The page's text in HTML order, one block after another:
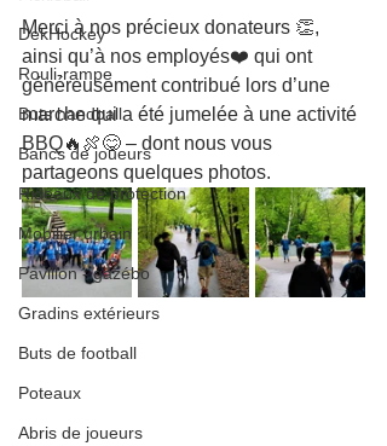
DekHockey
Rouli-rampe
Buts handball
Bancs de joueurs
Rideaux de protection
Mobilier urbain
Pavillon - gazébo
Gradins extérieurs
Buts de football
Poteaux
Abris de joueurs
Merci à nos précieux donateurs 👏,
ainsi qu’à nos employés❤️ qui ont
généreusement contribué lors d’une
marche qui a été jumelée à une activité
BBQ🔥🍖😋 – dont nous vous
partageons quelques photos.